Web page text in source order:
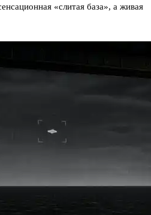
«слитая база», а живая